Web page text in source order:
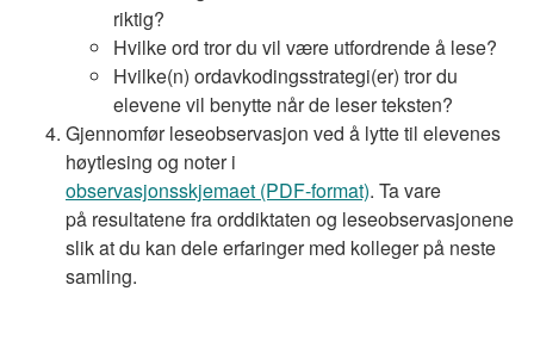
riktig?
Hvilke ord tror du vil være utfordrende å lese?
Hvilke(n) ordavkodingsstrategi(er) tror du
elevene vil benytte når de leser teksten?
Gjennomfør leseobservasjon ved å lytte til elevenes
høytlesing og noter i
observasjonsskjemaet (PDF-format). Ta vare
på resultatene fra orddiktaten og leseobservasjonene
slik at du kan dele erfaringer med kolleger på neste
samling.